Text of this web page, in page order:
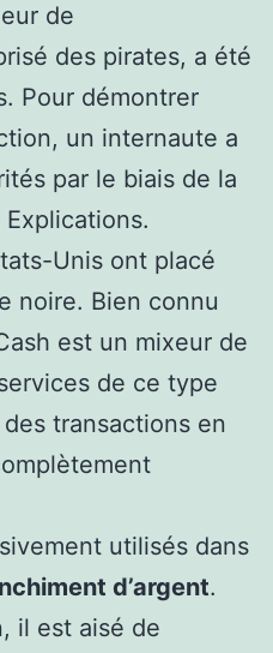
de
des pirates, a été
Pour démontrer
un internaute a
par le biais de la
Unis ont placé
noire. Bien connu
est un mixeur de
de ce type
transactions en
utilisés dans
d’argent.
il est aisé de